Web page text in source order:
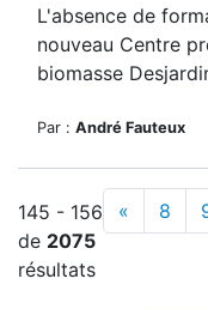
L'absence de
nouveau Centre
biomasse
Par : André Fauteux
145 - 156
de 2075
résultats
« 8